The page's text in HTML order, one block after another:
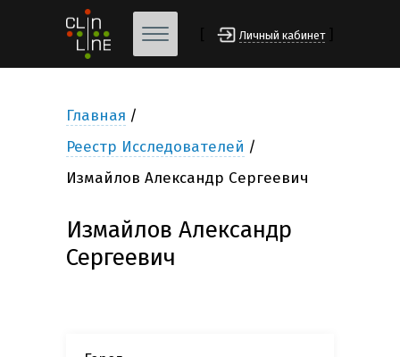
Личный кабинет
Главная
Реестр Исследователей
Измайлов Александр Сергеевич
Измайлов Александр
Сергеевич